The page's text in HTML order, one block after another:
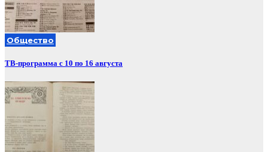
Общество
ТВ-программа с 10 по 16 августа